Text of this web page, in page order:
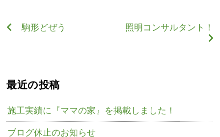
駒形どぜう 照明コンサルタント！
最近の投稿
施工実績に『ママの家』を掲載しました！
ブログ休止のお知らせ